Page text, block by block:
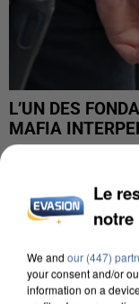
L’UN DES
MAFIA
Le
We and our (447)
your consent and/or
information on a